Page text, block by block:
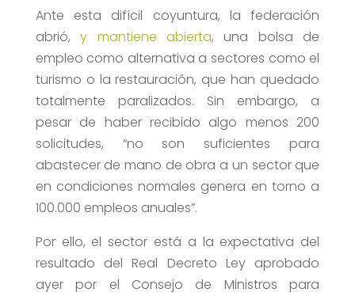
Ante esta difícil coyuntura, la federación
abrió,y mantiene abierta, una bolsa de
empleo como alternativa a sectores como el
turismo o la restauración, que han quedado
totalmente paralizados. Sin embargo, a
pesar de haber recibido algo menos 200
solicitudes, “no son suficientes para
abastecer de mano de obra a un sector que
en condiciones normales genera en torno a
100.000 empleos anuales”.
Por ello, el sector está a la expectativa del
resultado del Real Decreto Ley aprobado
ayer por el Consejo de Ministros para